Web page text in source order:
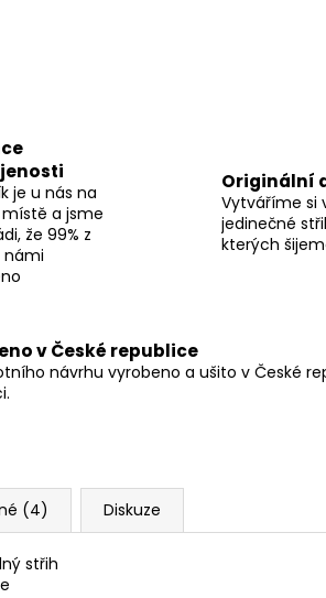
je u nás na
a jsme
že 99% z
námi
Originální
Vytváříme si
jedinečné
kterých
v České republice
návrhu vyrobeno a ušito v České
(4) Diskuze
střih